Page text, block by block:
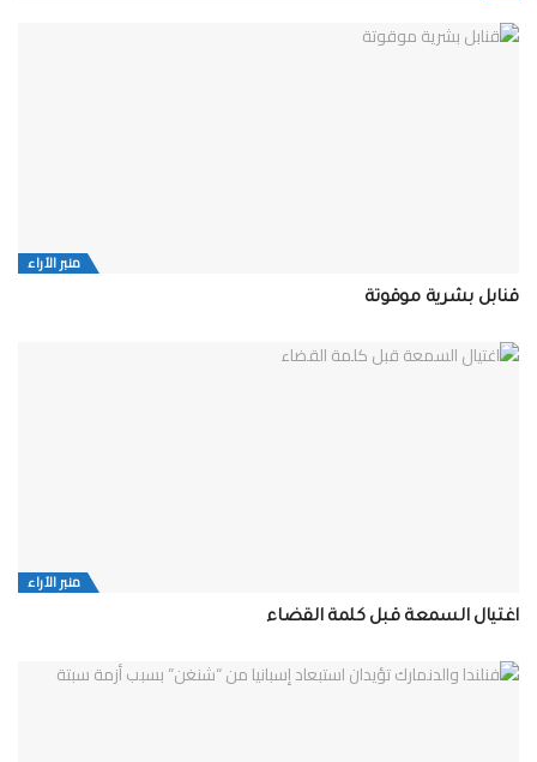
منبر الآراء
قنابل بشرية موقوتة
منبر الآراء
اغتيال السمعة قبل كلمة القضاء